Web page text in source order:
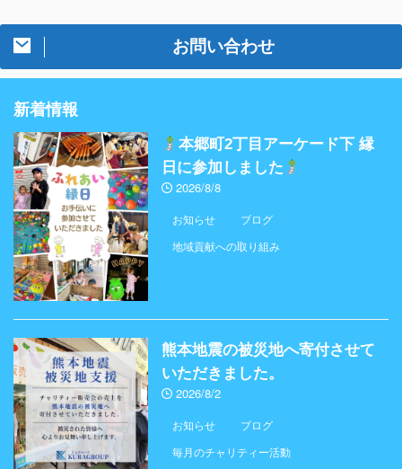
お問い合わせ
新着情報
本郷町2丁目アーケード下 縁
日に参加しました
2026/8/8
お知らせ
ブログ
地域貢献への取り組み
熊本地震の被災地へ寄付させて
いただきました。
2026/8/2
お知らせ
ブログ
毎月のチャリティー活動